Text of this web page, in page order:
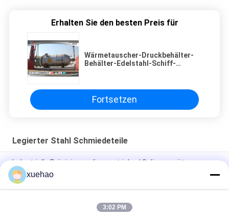
Erhalten Sie den besten Preis für
Wärmetauscher-Druckbehälter-
Behälter-Edelstahl-Schiff-
Fortsetzen
Legierter Stahl Schmiedeteile
Industrielle Präzisionsspliessgetriebe / Spliessgeräte
Motorlagerring-Schmiedeteil Wärmebehandlung legierter
Stahl
Schwergewichtsmaschinen mit großen Zahnrädern,
xuehao
3:02 PM